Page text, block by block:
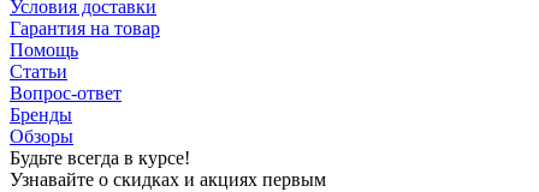
Условия доставки
Гарантия на товар
Помощь
Статьи
Вопрос-ответ
Бренды
Обзоры
Будьте всегда в курсе!
Узнавайте о скидках и акциях первым